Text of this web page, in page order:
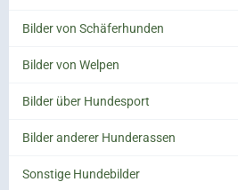
Bilder von Schäferhunden
Bilder von Welpen
Bilder über Hundesport
Bilder anderer Hunderassen
Sonstige Hundebilder